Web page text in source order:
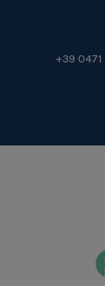
+39 0471